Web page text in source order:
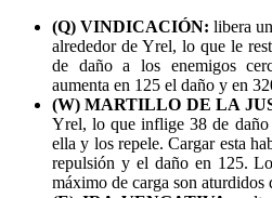
(Q) VINDICACIÓN: libera
alrededor de Yrel, lo que le
de daño a los enemigos
aumenta en 125 el daño y en
(W) MARTILLO DE LA
Yrel, lo que inflige 38 de daño
ella y los repele. Cargar esta
repulsión y el daño en 125.
máximo de carga son aturdidos